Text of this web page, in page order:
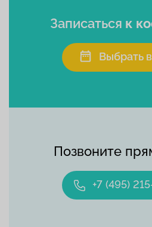
Позвоните
+7 (495)
Записаться к
Выбрать